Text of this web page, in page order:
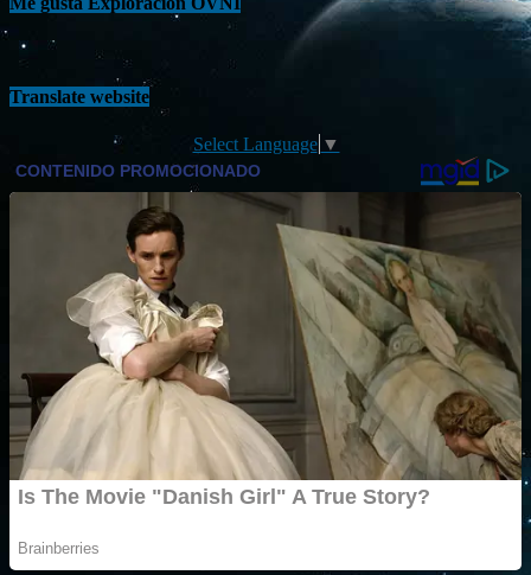
Translate website
Select Language ▼